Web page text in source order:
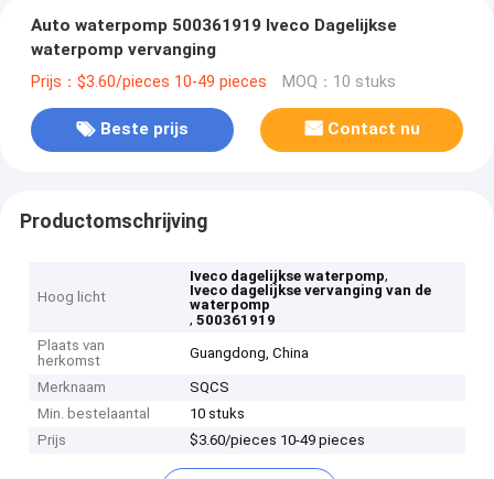
Auto waterpomp 500361919 Iveco Dagelijkse
waterpomp vervanging
Prijs：$3.60/pieces 10-49 pieces MOQ：10 stuks
Beste prijs Contact nu
Productomschrijving
Hoog licht
Iveco dagelijkse waterpomp,
Iveco dagelijkse vervanging van de
waterpomp
,500361919
Plaats van
herkomst
Guangdong, China
Merknaam
SQCS
Min. bestelaantal
10 stuks
Prijs
$3.60/pieces 10-49 pieces